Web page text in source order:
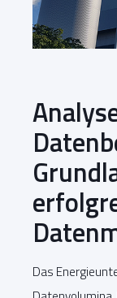
Das